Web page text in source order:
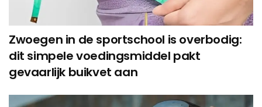
Zwoegen in de sportschool is overbodig:
dit simpele voedingsmiddel pakt
gevaarlijk buikvet aan